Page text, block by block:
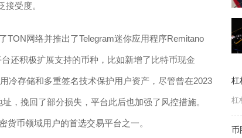
受度。
TON网络并推出了Telegram迷你应用程序Remitano
还积极扩展支持的币种，比如新增了比特币现金
冷存储和多重签名技术保护用户资产，尽管曾在2023
，挽回了部分损失，平台此后也加强了风控措施。
币领域用户的首选交易平台之一。
杠
币